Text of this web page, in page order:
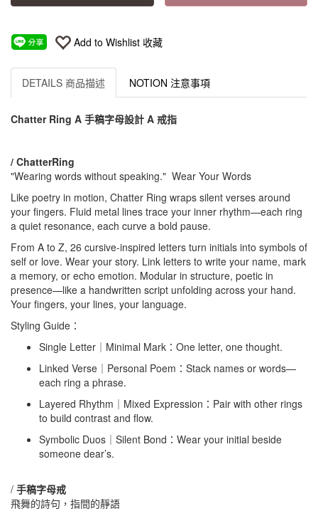
Add to Wishlist 收藏
DETAILS 商品描述 NOTION 注意事項
Chatter Ring A 手稿字母設計 A 戒指
/ ChatterRing
"Wearing words without speaking." Wear Your Words
Like poetry in motion, Chatter Ring wraps silent verses around
your fingers. Fluid metal lines trace your inner rhythm—each ring
a quiet resonance, each curve a bold pause.
From A to Z, 26 cursive-inspired letters turn initials into symbols of
self or love. Wear your story. Link letters to write your name, mark
a memory, or echo emotion. Modular in structure, poetic in
presence—like a handwritten script unfolding across your hand.
Your fingers, your lines, your language.
Styling Guide：
Single Letter｜Minimal Mark：One letter, one thought.
Linked Verse｜Personal Poem：Stack names or words—
each ring a phrase.
Layered Rhythm｜Mixed Expression：Pair with other rings
to build contrast and flow.
Symbolic Duos｜Silent Bond：Wear your initial beside
someone dear’s.
/ 手稿字母戒
飛舞的詩句，指間的靜語